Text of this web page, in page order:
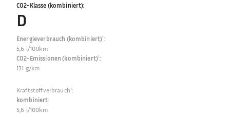
CO2-Klasse (kombiniert):
D
Energieverbrauch (kombiniert)¹:
5,6 l/100km
CO2-Emissionen (kombiniert)¹:
131 g/km
Kraftstoffverbrauch¹:
kombiniert:
5,6 l/100km